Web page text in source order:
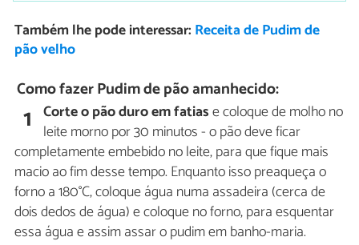
Também lhe pode interessar: Receita de Pudim de
pão velho
Como fazer Pudim de pão amanhecido:
1 Corte o pão duro em fatiase coloque de molho no
leite morno por 30 minutos - o pão deve ficar
completamente embebido no leite, para que fique mais
macio ao fim desse tempo. Enquanto isso preaqueça o
forno a 180°C, coloque água numa assadeira (cerca de
dois dedos de água) e coloque no forno, para esquentar
essa água e assim assar o pudim em banho-maria.